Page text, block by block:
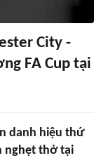
City -
FA Cup tại
danh hiệu thứ
nghẹt thở tại